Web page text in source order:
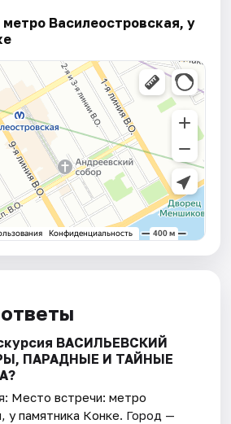
Василеостровская, у
ВАСИЛЬЕВСКИЙ
ПАРАДНЫЕ И ТАЙНЫЕ
Место встречи: метро
у памятника Конке. Город —